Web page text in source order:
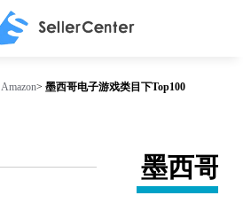
Amazon> 墨西哥电子游戏类目下Top100
墨西哥